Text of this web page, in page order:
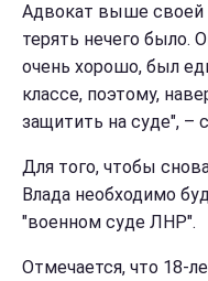
Адвокат выше своей
терять нечего было.
очень хорошо, был
классе, поэтому,
защитить на суде", –
Для того, чтобы
Влада необходимо
"военном суде ЛНР".
Отмечается, что 18-